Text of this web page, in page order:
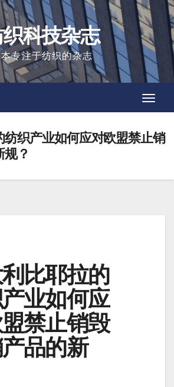
科技杂志
专注于纺织的杂志
纺织产业如何应对欧盟禁止销
？
比耶拉的
业如何应
禁止销毁
品的新